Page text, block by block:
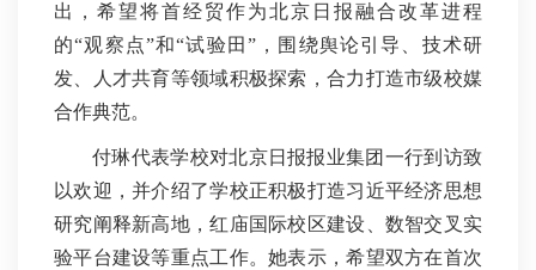
出，希望将首经贸作为北京日报融合改革进程
的“观察点”和“试验田”，围绕舆论引导、技术研
发、人才共育等领域积极探索，合力打造市级校媒
合作典范。
付琳代表学校对北京日报报业集团一行到访致
以欢迎，并介绍了学校正积极打造习近平经济思想
研究阐释新高地，红庙国际校区建设、数智交叉实
验平台建设等重点工作。她表示，希望双方在首次